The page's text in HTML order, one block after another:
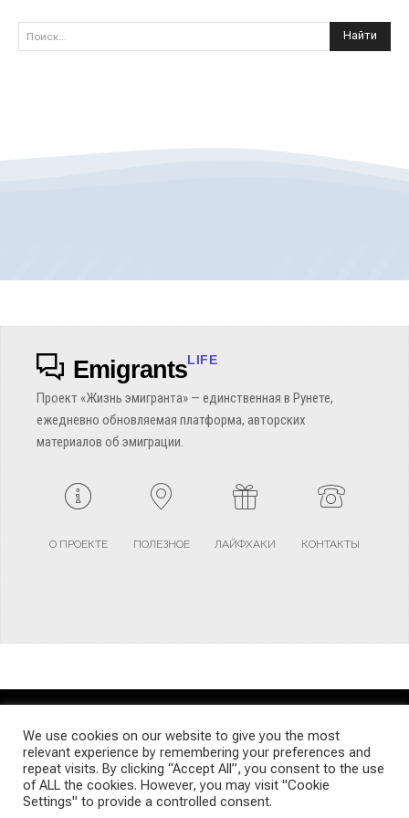
Поиск... Найти
EmigrantsLIFE
Проект «Жизнь эмигранта» — единственная в Рунете,
ежедневно обновляемая платформа, авторских
материалов об эмиграции.
О ПРОЕКТЕ ПОЛЕЗНОЕ ЛАЙФХАКИ КОНТАКТЫ
TERMS AND CONDITIONS PRIVACY POLICY SITEMAP
© Emigrants Life WordPress Theme by TagDiv
We use cookies on our website to give you the most
relevant experience by remembering your preferences and
repeat visits. By clicking “Accept All”, you consent to the use
of ALL the cookies. However, you may visit "Cookie
Settings" to provide a controlled consent.